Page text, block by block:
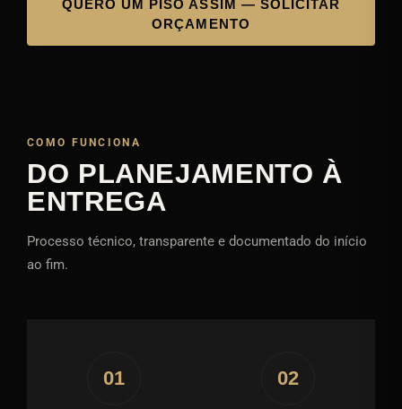
QUERO UM PISO ASSIM — SOLICITAR
ORÇAMENTO
COMO FUNCIONA
DO PLANEJAMENTO À
ENTREGA
Processo técnico, transparente e documentado do início
ao fim.
01 02